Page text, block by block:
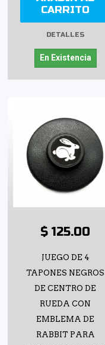
CARRITO
DETALLES
En Existencia
$ 125.00
JUEGO DE 4
TAPONES NEGROS
DE CENTRO DE
RUEDA CON
EMBLEMA DE
RABBIT PARA